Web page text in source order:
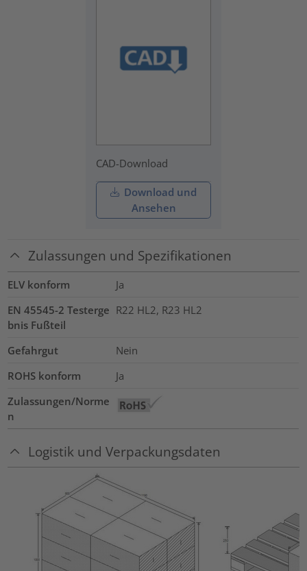
CAD-Download
Download und
Ansehen
Zulassungen und Spezifikationen
ELV konform
Ja
EN 45545-2 Testerge
bnis Fußteil
R22 HL2, R23 HL2
Gefahrgut
Nein
ROHS konform
Ja
Zulassungen/Norme
n
Logistik und Verpackungsdaten